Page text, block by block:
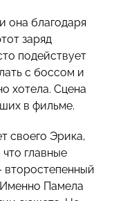
она благодаря
заряд
подействует
с боссом и
хотела. Сцена
в фильме.
своего Эрика,
главные
второстепенный
Памела